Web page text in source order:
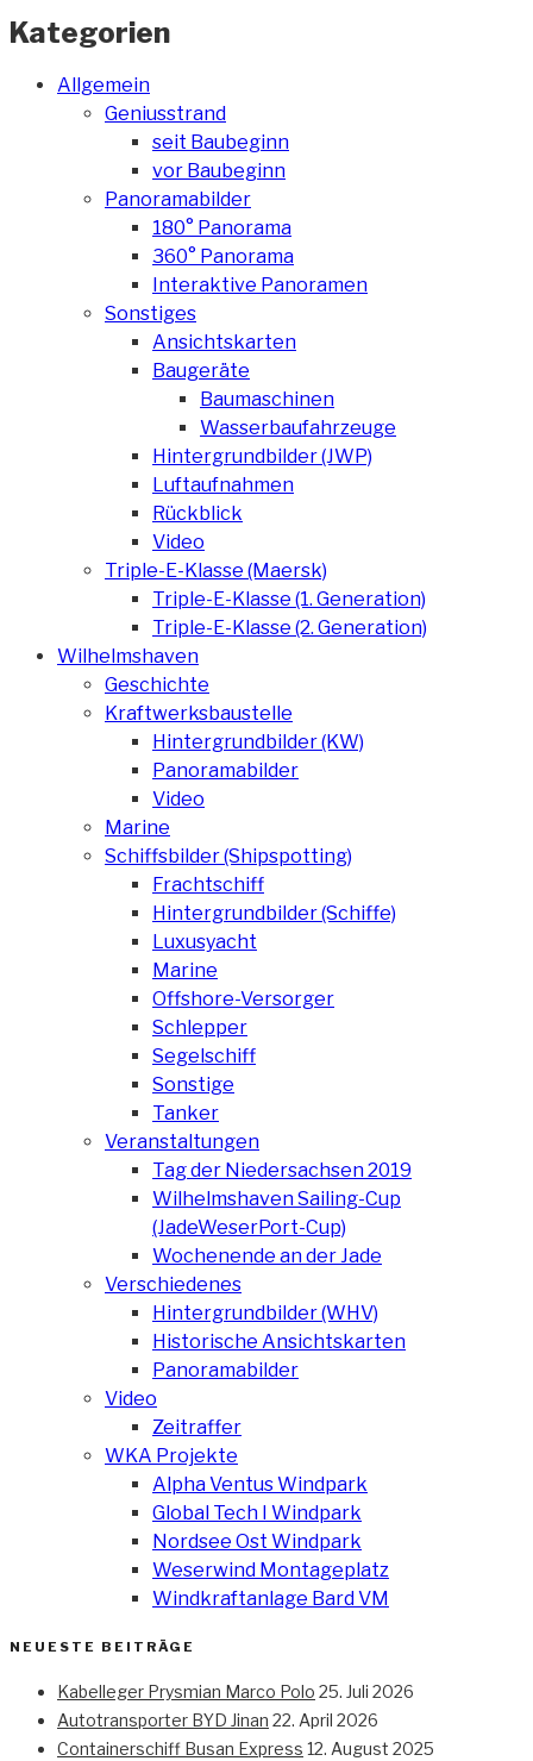
Kategorien
Allgemein
Geniusstrand
seit Baubeginn
vor Baubeginn
Panoramabilder
180° Panorama
360° Panorama
Interaktive Panoramen
Sonstiges
Ansichtskarten
Baugeräte
Baumaschinen
Wasserbaufahrzeuge
Hintergrundbilder (JWP)
Luftaufnahmen
Rückblick
Video
Triple-E-Klasse (Maersk)
Triple-E-Klasse (1. Generation)
Triple-E-Klasse (2. Generation)
Wilhelmshaven
Geschichte
Kraftwerksbaustelle
Hintergrundbilder (KW)
Panoramabilder
Video
Marine
Schiffsbilder (Shipspotting)
Frachtschiff
Hintergrundbilder (Schiffe)
Luxusyacht
Marine
Offshore-Versorger
Schlepper
Segelschiff
Sonstige
Tanker
Veranstaltungen
Tag der Niedersachsen 2019
Wilhelmshaven Sailing-Cup
(JadeWeserPort-Cup)
Wochenende an der Jade
Verschiedenes
Hintergrundbilder (WHV)
Historische Ansichtskarten
Panoramabilder
Video
Zeitraffer
WKA Projekte
Alpha Ventus Windpark
Global Tech I Windpark
Nordsee Ost Windpark
Weserwind Montageplatz
Windkraftanlage Bard VM
NEUESTE BEITRÄGE
Kabelleger Prysmian Marco Polo 25. Juli 2026
Autotransporter BYD Jinan 22. April 2026
Containerschiff Busan Express 12. August 2025